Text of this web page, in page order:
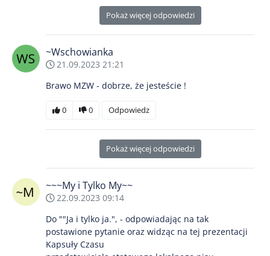
Pokaż więcej odpowiedzi
~Wschowianka
21.09.2023 21:21
Brawo MZW - dobrze, że jesteście !
0 0 Odpowiedz
Pokaż więcej odpowiedzi
~~~My i Tylko My~~
22.09.2023 09:14
Do ""Ja i tylko ja.", - odpowiadając na tak
postawione pytanie oraz widząc na tej prezentacji
Kapsuły Czasu